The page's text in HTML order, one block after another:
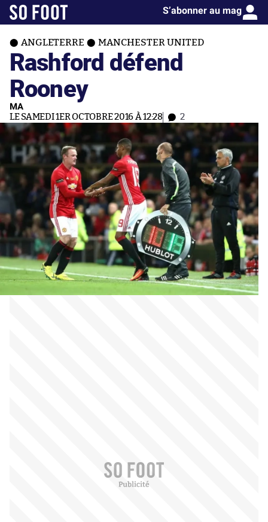
S’abonner au mag
ANGLETERRE MANCHESTER UNITED
Rashford défend
Rooney
MA
LE SAMEDI 1ER OCTOBRE 2016 À 12:28 2